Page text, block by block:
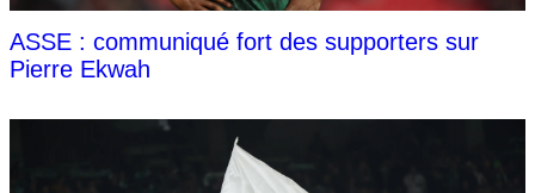
ASSE : communiqué fort des supporters sur
Pierre Ekwah